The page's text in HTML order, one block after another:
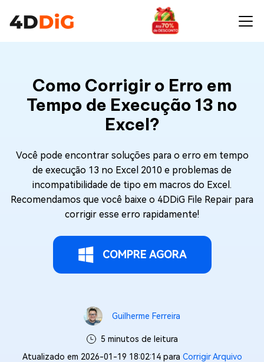
Como Corrigir o Erro em
Tempo de Execução 13 no
Excel?
Você pode encontrar soluções para o erro em tempo
de execução 13 no Excel 2010 e problemas de
incompatibilidade de tipo em macros do Excel.
Recomendamos que você baixe o 4DDiG File Repair para
corrigir esse erro rapidamente!
COMPRE AGORA
Guilherme Ferreira
5 minutos de leitura
Atualizado em 2026-01-19 18:02:14 para Corrigir Arquivo